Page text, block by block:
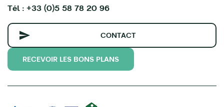
Tél : +33 (0)5 58 78 20 96
CONTACT
RECEVOIR LES BONS PLANS